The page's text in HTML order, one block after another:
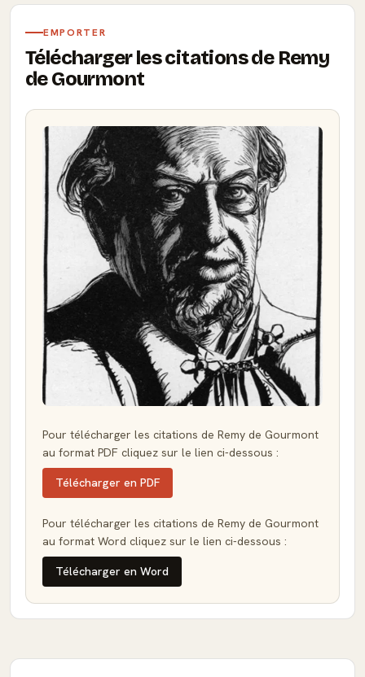
EMPORTER
Télécharger les citations de Remy
de Gourmont
Pour télécharger les citations de Remy de Gourmont
au format PDF cliquez sur le lien ci-dessous :
Télécharger en PDF
Pour télécharger les citations de Remy de Gourmont
au format Word cliquez sur le lien ci-dessous :
Télécharger en Word